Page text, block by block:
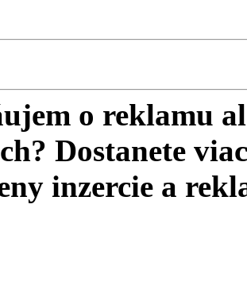
o reklamu
Dostanete
inzercie a